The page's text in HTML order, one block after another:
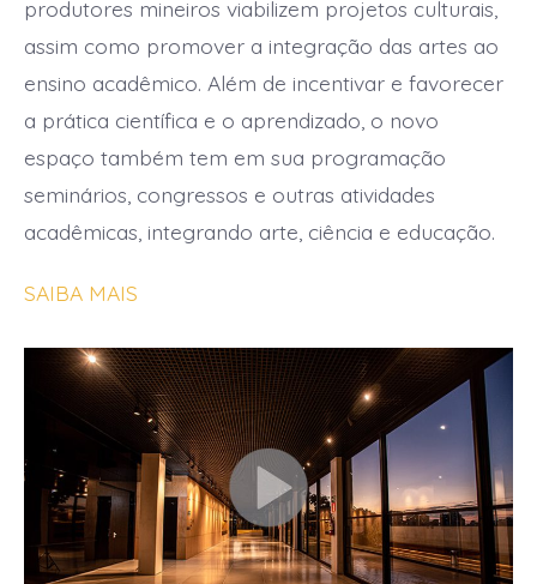
produtores mineiros viabilizem projetos culturais,
assim como promover a integração das artes ao
ensino acadêmico. Além de incentivar e favorecer
a prática científica e o aprendizado, o novo
espaço também tem em sua programação
seminários, congressos e outras atividades
acadêmicas, integrando arte, ciência e educação.
SAIBA MAIS